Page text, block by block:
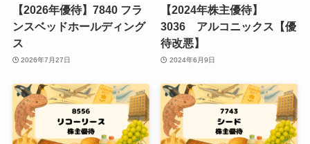
【2026年優待】7840 フラ
ンスベッドホールディング
ス
2026年7月27日
【2024年株主優待】
3036 アルコニックス【優
待改悪】
2024年6月9日